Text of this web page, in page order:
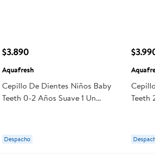
$3.890
Aquafresh
Cepillo De Dientes Niños Baby
Teeth 0-2 Años Suave 1 Un
Despacho
Teeth